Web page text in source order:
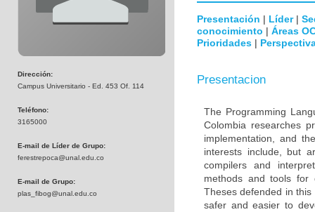
Dirección:
Campus Universitario - Ed. 453 Of. 114
Teléfono:
3165000
E-mail de Líder de Grupo:
ferestrepoca@unal.edu.co
E-mail de Grupo:
plas_fibog@unal.edu.co
Presentación | Líder|
conocimiento | Áreas
Prioridades |
Presentacion
The Programming
Colombia researches
implementation, and
interests include, but
compilers and
methods and tools for
Theses defended in
safer and easier to